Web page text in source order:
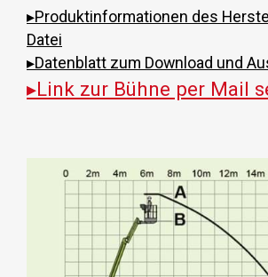
▸Produktinformationen des
Datei
▸Datenblatt zum Download und
▸Link zur Bühne per Mail